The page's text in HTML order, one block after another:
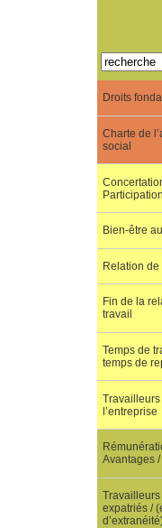
À
Droits
Charte de
social
Participation
Bien-être
Relation de
Fin de la
travail
Temps de
temps de
l’entreprise
Avantages
expatriés /